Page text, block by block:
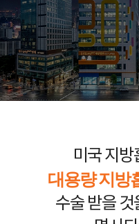
미국 지
대용량 지방
수술 받을 것